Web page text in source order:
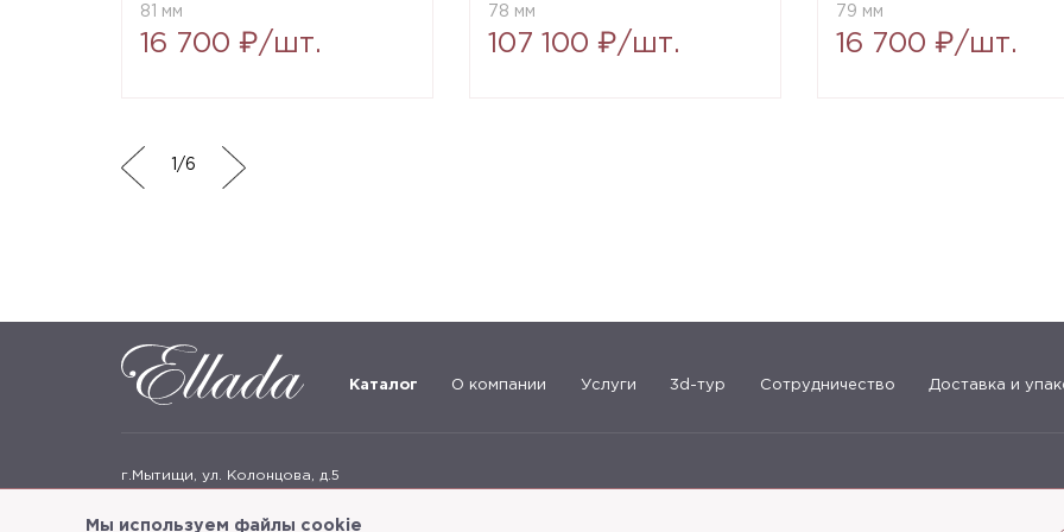
Мы используем файлы cookie
81 мм
16 700 ₽/шт.
78 мм
107 100 ₽/шт.
79 мм
16 700 ₽/шт.
/6
Каталог О компании Услуги 3d-тур Сотрудничество Доставка и
г.Мытищи, ул. Колонцова, д.5
+7(495) 625-05-50 +7 (495) 637-68-07